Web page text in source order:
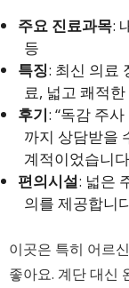
주요 진료과목:
등
특징: 최신 의료
료, 넓고 쾌적한
후기: “독감 주
까지 상담받을
계적이었습니
편의시설: 넓은
의를 제공합니
이곳은 특히 어르
좋아요. 계단 대신